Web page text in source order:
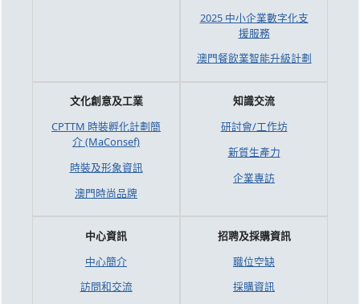
2025 中小企業數字化支
援服務
澳門餐飲業智能升級計劃
文化創意及工業
CPTTM 時裝孵化計劃簡
介 (MaConsef)
時裝及形象資訊
澳門時尚品牌
知識交流
研討會/工作坊
新質生產力
企業專訪
中心資訊
中心簡介
訪問和交流
招聘及採購資訊
職位空缺
採購資訊